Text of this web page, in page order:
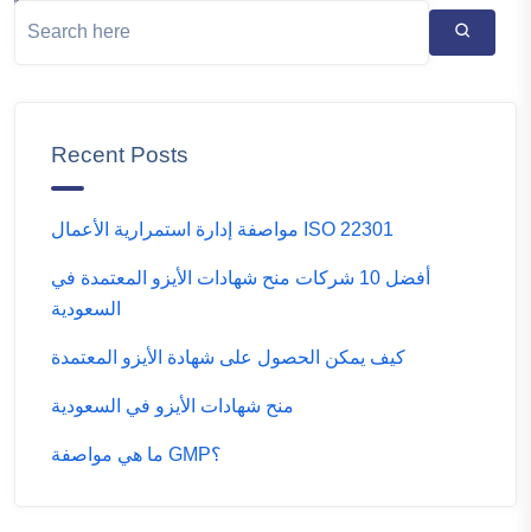
Recent Posts
مواصفة إدارة استمرارية الأعمال ISO 22301
أفضل 10 شركات منح شهادات الأيزو المعتمدة في
السعودية
كيف يمكن الحصول على شهادة الأيزو المعتمدة
منح شهادات الأيزو في السعودية
ما هي مواصفة GMP؟